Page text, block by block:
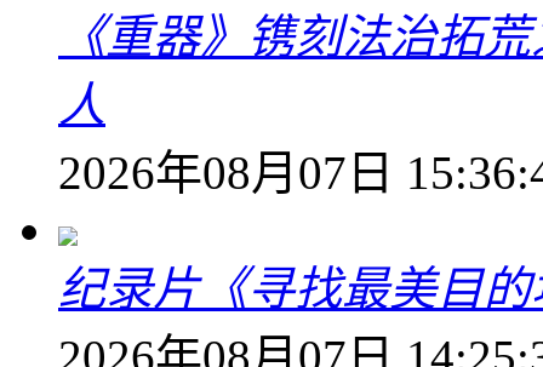
《重器》镌刻法治拓
人
2026年08月07日
纪录片《寻找最美目
2026年08月07日